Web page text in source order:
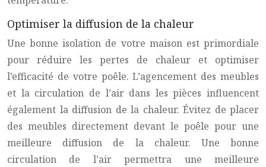
Optimiser la diffusion de la chaleur
Une bonne isolation de votre maison est primordiale
pour réduire les pertes de chaleur et optimiser
l’efficacité de votre poêle. L’agencement des meubles
et la circulation de l’air dans les pièces influencent
également la diffusion de la chaleur. Évitez de placer
des meubles directement devant le poêle pour une
meilleure diffusion de la chaleur. Une bonne
circulation de l’air permettra une meilleure